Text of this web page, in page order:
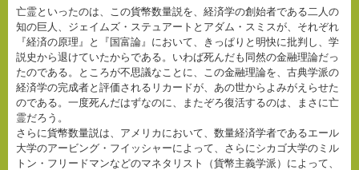
亡霊といったのは、この貨幣数量説を、経済学の創始者である二人の
知の巨人、ジェイムズ・ステュアートとアダム・スミスが、それぞれ
『経済の原理』と『国富論』において、きっぱりと明快に批判し、学
説史から退けていたからである。いわば死んだも同然の金融理論だっ
たのである。ところが不思議なことに、この金融理論を、古典学派の
経済学の完成者と評価されるリカードが、あの世からよみがえらせた
のである。一度死んだはずなのに、またぞろ復活するのは、まさに亡
霊だろう。
さらに貨幣数量説は、アメリカにおいて、数量経済学者であるエール
大学のアービング・フイッシャーによって、さらにシカゴ大学のミル
トン・フリードマンなどのマネタリスト（貨幣主義学派）によって、